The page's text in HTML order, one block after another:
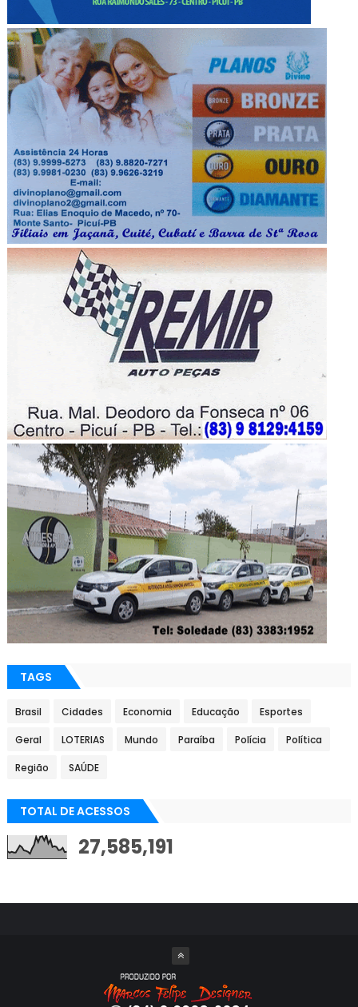
TAGS
Brasil Cidades Economia Educação Esportes
Geral LOTERIAS Mundo Paraíba Polícia Política
Região SAÚDE
TOTAL DE ACESSOS
27,585,191